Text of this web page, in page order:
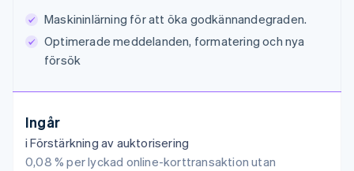
Maskininlärning för att öka godkännandegraden.
Optimerade meddelanden, formatering och nya
försök
Ingår
i Förstärkning av auktorisering
0,08 % per lyckad online-korttransaktion utan